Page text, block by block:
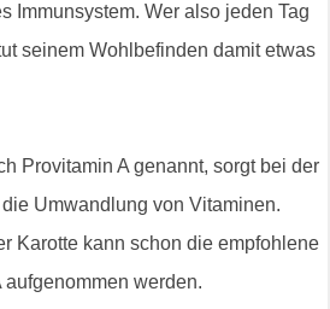
Immunsystem. Wer also jeden Tag
seinem Wohlbefinden damit etwas
Provitamin A genannt, sorgt bei der
Umwandlung von Vitaminen.
Karotte kann schon die empfohlene
aufgenommen werden.